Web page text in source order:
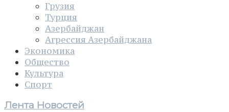
Грузия
Турция
Азербайджан
Агрессия Азербайджана
Экономика
Общество
Культура
Спорт
Лента Новостей